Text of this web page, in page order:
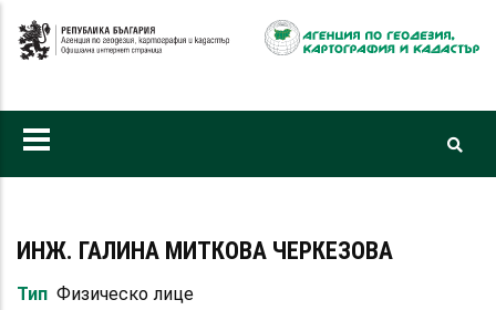
към
ИНЖ. ГАЛИНА МИТКОВА ЧЕРКЕЗОВА
Тип Физическо лице